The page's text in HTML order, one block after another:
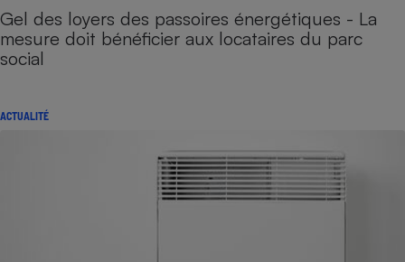
Gel des loyers des passoires énergétiques - La
mesure doit bénéficier aux locataires du parc
social
ACTUALITÉ